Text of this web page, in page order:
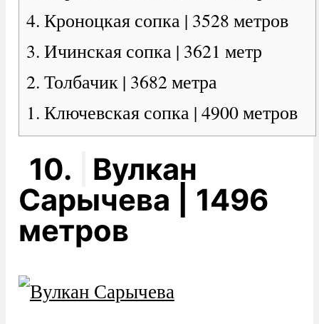
4. Кроноцкая сопка | 3528 метров
3. Ичинская сопка | 3621 метр
2. Толбачик | 3682 метра
1. Ключевская сопка | 4900 метров
10.
Вулкан
Сарычева | 1496
метров